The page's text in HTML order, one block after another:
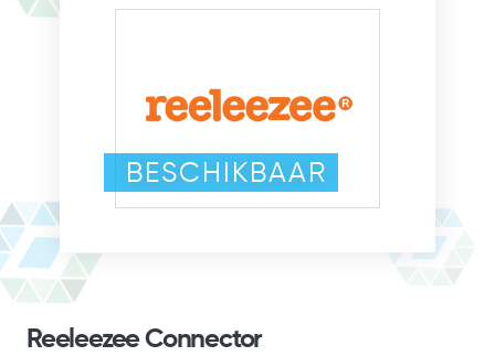
BESCHIKBAAR
Reeleezee Connector